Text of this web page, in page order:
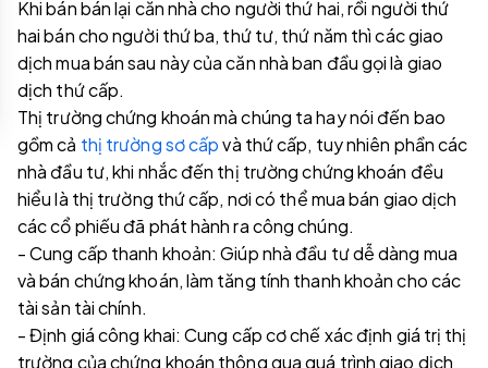
Khi bán bán lại căn nhà cho người thứ hai, rồi người thứ
hai bán cho người thứ ba, thứ tư, thứ năm thì các giao
dịch mua bán sau này của căn nhà ban đầu gọi là giao
dịch thứ cấp.
Thị trường chứng khoán mà chúng ta hay nói đến bao
gồm cả thị trường sơ cấpvà thứ cấp, tuy nhiên phần các
nhà đầu tư, khi nhắc đến thị trường chứng khoán đều
hiểu là thị trường thứ cấp, nơi có thể mua bán giao dịch
các cổ phiếu đã phát hành ra công chúng.
- Cung cấp thanh khoản: Giúp nhà đầu tư dễ dàng mua
và bán chứng khoán, làm tăng tính thanh khoản cho các
tài sản tài chính.
- Định giá công khai: Cung cấp cơ chế xác định giá trị thị
trường của chứng khoán thông qua quá trình giao dịch